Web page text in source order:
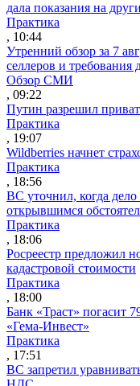
дала показания на
Практика
, 10:44
Утренний обзор за 7
селлеров и требования
Обзор СМИ
, 09:22
Путин разрешил
Практика
, 19:07
Wildberries начнет
Практика
, 18:56
ВС уточнил, когда
открывшимся
Практика
, 18:06
Росреестр предложил
кадастровой стоимости
Практика
, 18:00
Банк «Траст» погасит
«Гема-Инвест»
Практика
, 17:51
ВС запретил